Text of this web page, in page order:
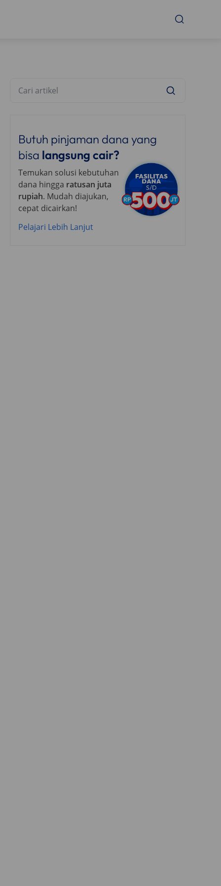
Butuh pinjaman dana yang
bisa langsung cair?
Temukan solusi kebutuhan
dana hingga ratusan juta
rupiah. Mudah diajukan,
cepat dicairkan!
Pelajari Lebih Lanjut